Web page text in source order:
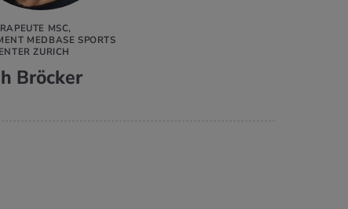
MSC,
MEDBASE SPORTS
ZURICH
Bröcker